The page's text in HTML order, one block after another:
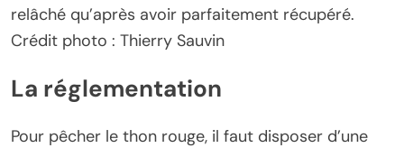
relâché qu’après avoir parfaitement récupéré.
Crédit photo : Thierry Sauvin
La réglementation
Pour pêcher le thon rouge, il faut disposer d’une